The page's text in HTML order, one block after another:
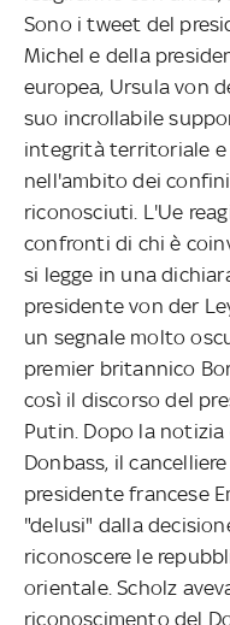
Sono i tweet del
Michel e della
europea, Ursula von
suo incrollabile
integrità territoriale e
nell'ambito dei
riconosciuti. L'Ue
confronti di chi è
si legge in una
presidente von der
un segnale molto
premier britannico
così il discorso del
Putin. Dopo la
Donbass, il
presidente francese
"delusi" dalla
riconoscere le
orientale. Scholz
riconoscimento del